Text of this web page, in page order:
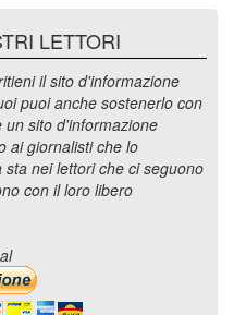
LETTORI
il sito d'informazione
puoi anche sostenerlo con
un sito d'informazione
ai giornalisti che lo
nei lettori che ci seguono
con il loro libero